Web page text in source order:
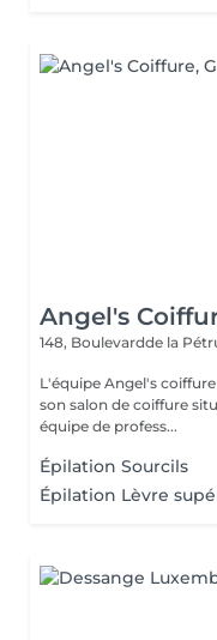
Angel's
148, Boulevardde la
L'équipe Angel's
son salon de coiffure
équipe de profess...
Épilation Sourcils
Épilation Lèvre